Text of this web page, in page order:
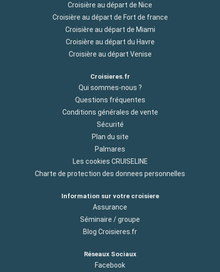
Croisière au départ de Nice
Croisière au départ de Fort de france
Croisière au départ de Miami
Croisière au départ du Havre
Croisière au départ Venise
Croisieres.fr
Qui sommes-nous ?
Questions fréquentes
Conditions générales de vente
Sécurité
Plan du site
Palmares
Les cookies CRUISELINE
Charte de protection des donnees personnelles
Information sur votre croisiere
Assurance
Séminaire / groupe
Blog Croisieres.fr
Réseaux Sociaux
Facebook